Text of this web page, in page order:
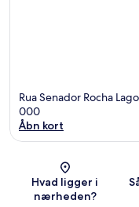
Rua Senador Rocha
000
Åbn kort
Hvad ligger i
nærheden?